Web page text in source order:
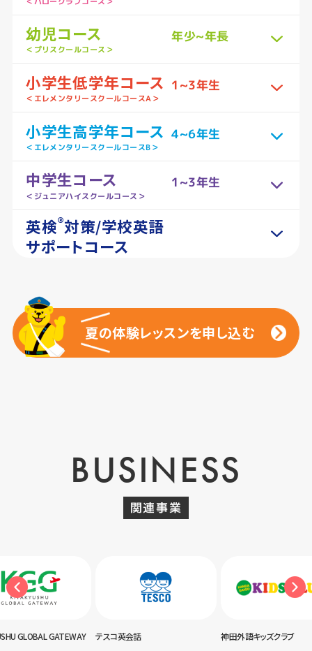
幼児コース 年少~年長
＜プリスクールコース＞
小学生低学年コース 1~3年生
＜エレメンタリースクールコースA＞
小学生高学年コース 4~6年生
＜エレメンタリースクールコースB＞
中学生コース 1~3年生
＜ジュニアハイスクールコース＞
英検®対策/学校英語
サポートコース
夏の体験レッスンを申し込む
夏の体験レッスンを申し込む
BUSINESS
関連事業
GLOBAL GATEWAY テスコ英会話 神田外語キッズクラブ